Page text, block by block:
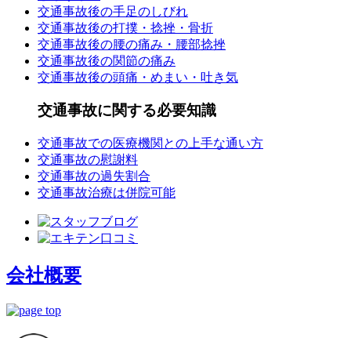
交通事故後の手足のしびれ
交通事故後の打撲・捻挫・骨折
交通事故後の腰の痛み・腰部捻挫
交通事故後の関節の痛み
交通事故後の頭痛・めまい・吐き気
交通事故に関する必要知識
交通事故での医療機関との上手な通い方
交通事故の慰謝料
交通事故の過失割合
交通事故治療は併院可能
会社概要